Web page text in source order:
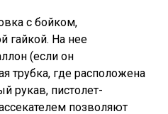
с бойком,
гайкой. На нее
(если он
трубка, где расположена
рукав, пистолет-
позволяют